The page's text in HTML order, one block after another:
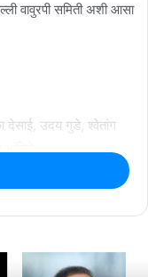
वावुरपी समिती अशी आसा
देसाई, उदय गुडे, श्वेतांग
भांडिये.
– सनथ भरणे,